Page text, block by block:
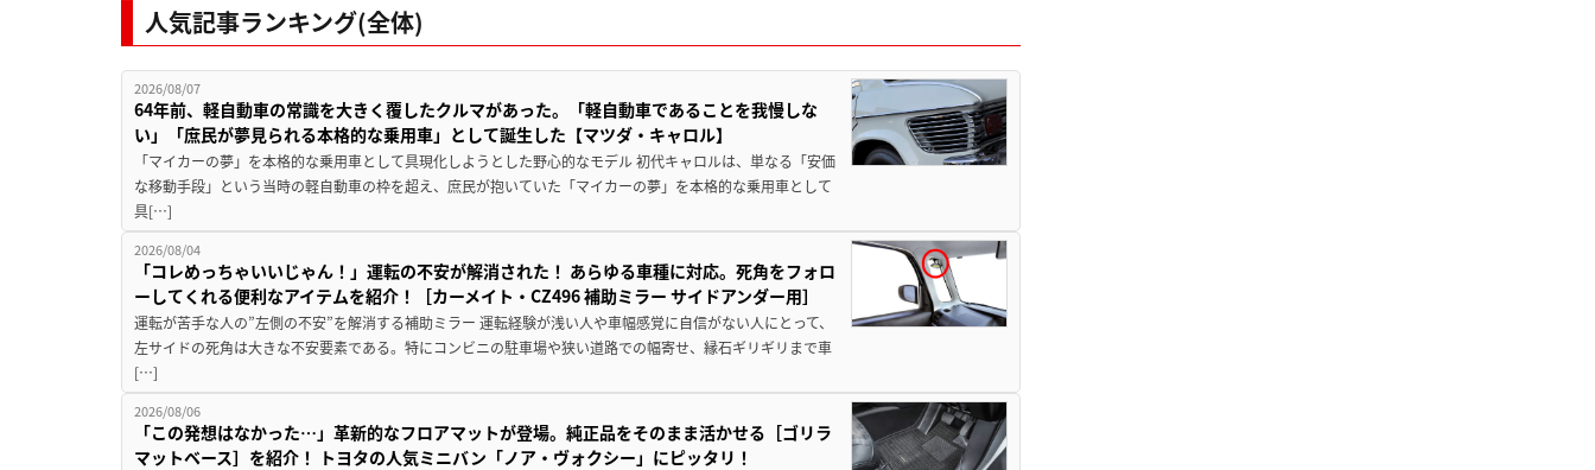
人気記事ランキング(全体)
2026/08/07
64年前、軽自動車の常識を大きく覆したクルマがあった。「軽自動車であることを我慢しな
い」「庶民が夢見られる本格的な乗用車」として誕生した【マツダ・キャロル】
「マイカーの夢」を本格的な乗用車として具現化しようとした野心的なモデル 初代キャロルは、単なる「安価
な移動手段」という当時の軽自動車の枠を超え、庶民が抱いていた「マイカーの夢」を本格的な乗用車として
具[…]
2026/08/04
「コレめっちゃいいじゃん！」運転の不安が解消された！ あらゆる車種に対応。死角をフォロ
ーしてくれる便利なアイテムを紹介！［カーメイト・CZ496 補助ミラー サイドアンダー用］
運転が苦手な人の”左側の不安”を解消する補助ミラー 運転経験が浅い人や車幅感覚に自信がない人にとって、
左サイドの死角は大きな不安要素である。特にコンビニの駐車場や狭い道路での幅寄せ、縁石ギリギリまで車
[…]
2026/08/06
「この発想はなかった…」革新的なフロアマットが登場。純正品をそのまま活かせる［ゴリラ
マットベース］を紹介！ トヨタの人気ミニバン「ノア・ヴォクシー」にピッタリ！